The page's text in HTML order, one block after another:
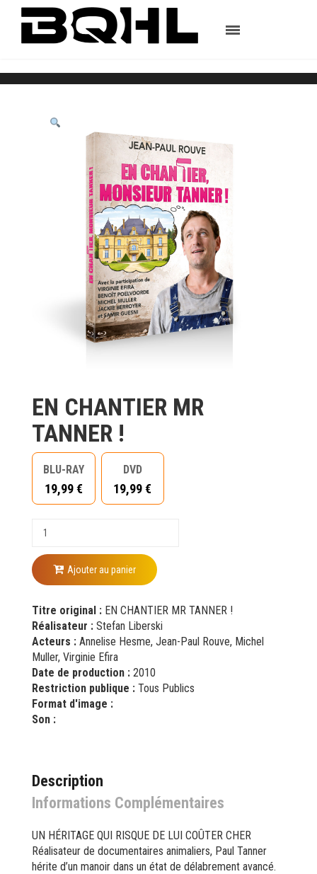
EN CHANTIER MR
TANNER !
BLU-RAY
19,99 €
DVD
19,99 €
Ajouter au panier
Titre original : EN CHANTIER MR TANNER !
Réalisateur : Stefan Liberski
Acteurs : Annelise Hesme, Jean-Paul Rouve, Michel
Muller, Virginie Efira
Date de production : 2010
Restriction publique : Tous Publics
Format d'image :
Son :
Description
Informations Complémentaires
UN HÉRITAGE QUI RISQUE DE LUI COÛTER CHER
Réalisateur de documentaires animaliers, Paul Tanner
hérite d’un manoir dans un état de délabrement avancé.